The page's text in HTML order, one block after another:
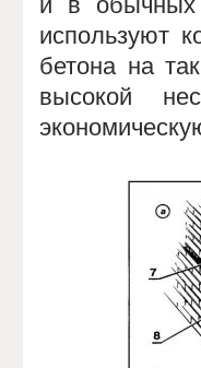
используют
бетона на
высокой